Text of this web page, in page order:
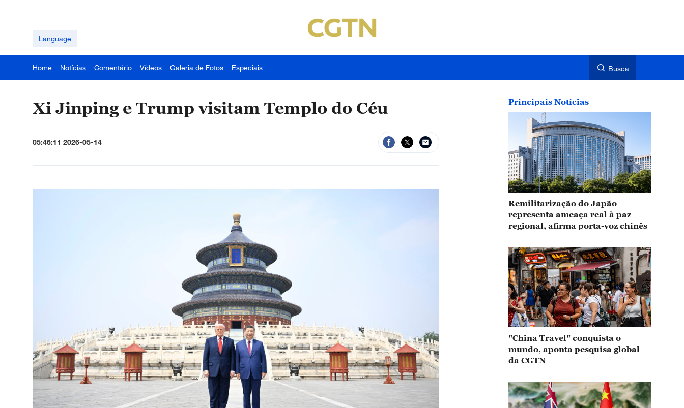
Language
Home Notícias Comentário Vídeos Galeria de Fotos Especiais Busca
Xi Jinping e Trump visitam Templo do Céu
05:46:11 2026-05-14
Principais Notícias
Remilitarização do Japão
representa ameaça real à paz
regional, afirma porta-voz chinês
"China Travel" conquista o
mundo, aponta pesquisa global
da CGTN